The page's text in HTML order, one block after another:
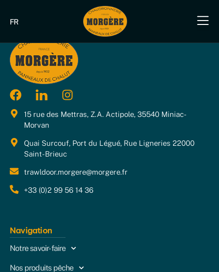
FR
15 rue des Mettras, Z.A. Actipole, 35540 Miniac-
Morvan
Quai Surcouf, Port du Légué, Rue Ligneries 22000
Saint-Brieuc
trawldoor.morgere@morgere.fr
+33 (0)2 99 56 14 36
Navigation
Notre savoir-faire
Nos produits pêche